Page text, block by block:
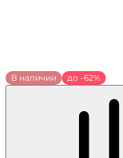
В наличии до -62%